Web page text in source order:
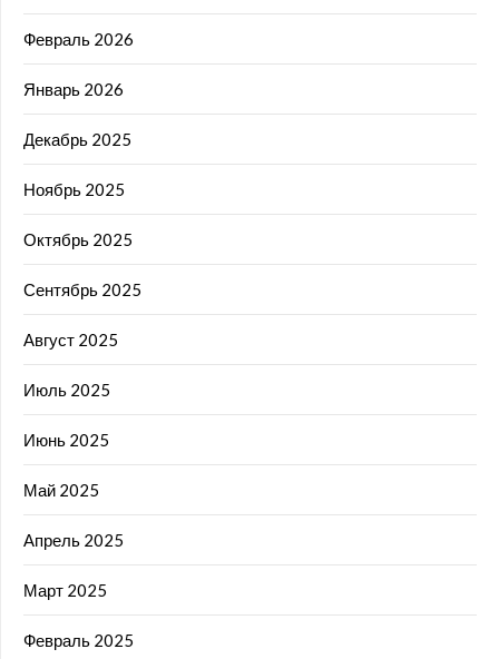
Февраль 2026
Январь 2026
Декабрь 2025
Ноябрь 2025
Октябрь 2025
Сентябрь 2025
Август 2025
Июль 2025
Июнь 2025
Май 2025
Апрель 2025
Март 2025
Февраль 2025